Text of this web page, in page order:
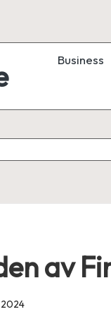
Business
av